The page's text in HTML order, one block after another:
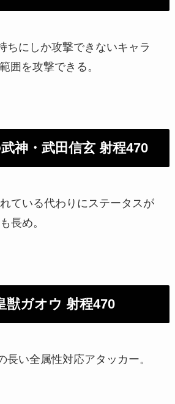
ちにしか攻撃できないキャラ
囲を攻撃できる。
神・武田信玄 射程470
ている代わりにステータスが
長め。
獣ガオウ 射程470
長い全属性対応アタッカー。